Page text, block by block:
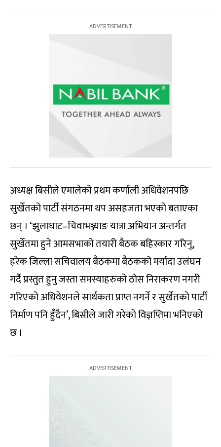
अध्यक्ष बिसीले एमालेको प्रथम कर्णाली अधिवेशनपछि
सुर्खेतको पार्टी संगठनमा थप असहजता भएको बताएका
छन् । ‘झुलाघाट–चिवाभञ्ज्याङ यात्रा अभियान अन्तर्गत
सुर्खेतमा हुने आमसभाको तयारी बैठक बहिस्कार गरिनु,
हरेक जिल्ला सचिवालय बैठकमा बैठकको मर्यादा उलंघन
गर्दै प्रस्तुत हुनु जस्ता समस्याहरुको ठोस निराकरण नगरी
गरिएको अधिवेशनले सार्थकता प्राप्त नगर्ने र सुर्खेतको पार्टी
निर्माण पनि हुँदैन’, बिसीले जारी गरेको विज्ञप्तिमा भनिएको
छ ।